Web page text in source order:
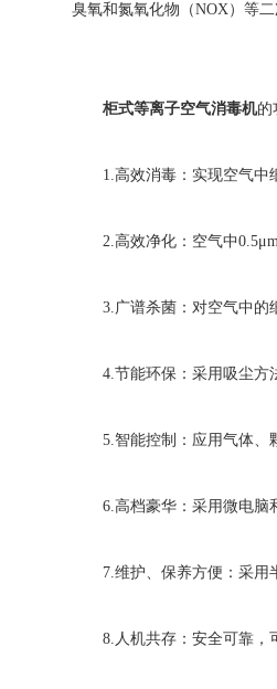
臭氧和氮氧化物（NOX）等
柜式等离子空气消毒机的
1.高效消毒：实现空气中细
2.高效净化：空气中0.5μm
3.广谱杀菌：对空气中的细
4.节能环保：采用吸尘方法
5.智能控制：应用气体、颗
6.高档豪华：采用微电脑和
7.维护、保养方便：采用半
8.人机共存：安全可靠，